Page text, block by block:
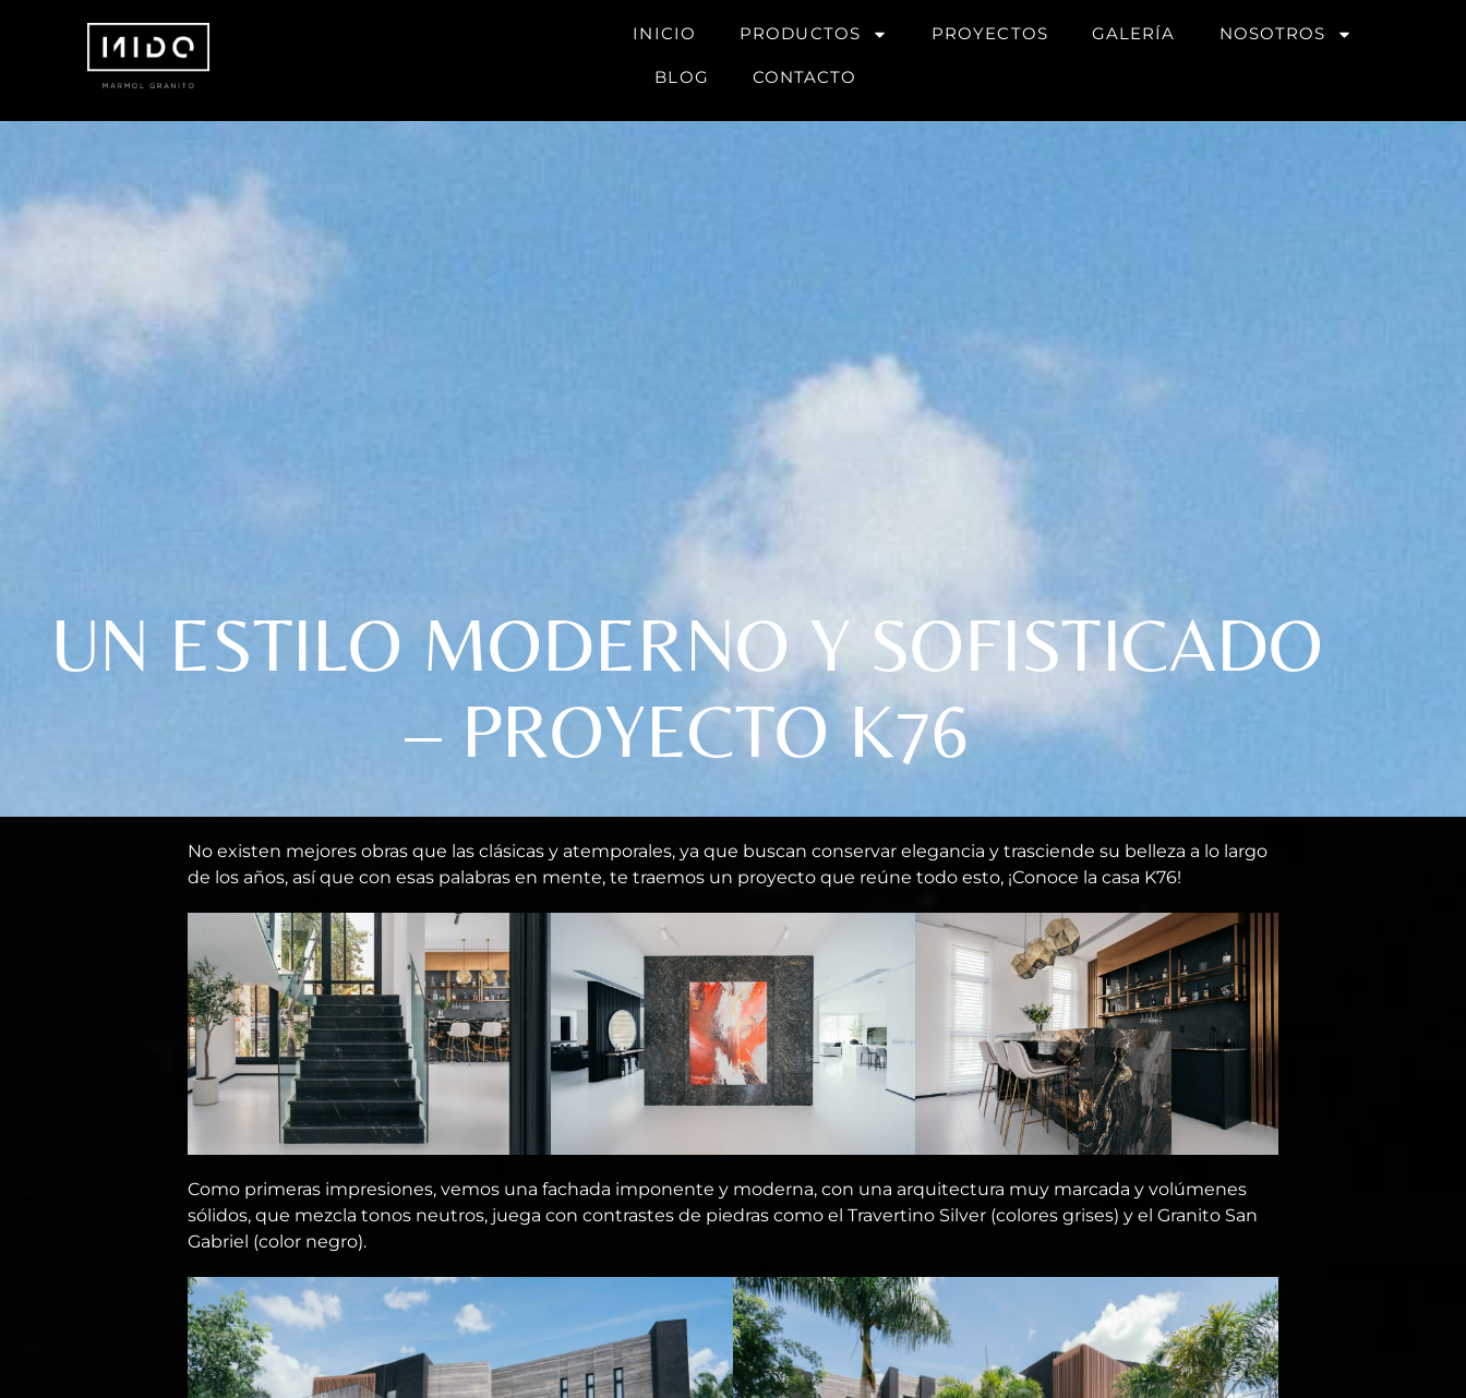
INICIO PRODUCTOS PROYECTOS GALERÍA NOSOTROS
BLOG CONTACTO
UN ESTILO MODERNO Y SOFISTICADO
– PROYECTO K76
No existen mejores obras que las clásicas y atemporales, ya que buscan conservar elegancia y trasciende su belleza a lo largo
de los años, así que con esas palabras en mente, te traemos un proyecto que reúne todo esto, ¡Conoce la casa K76!
Como primeras impresiones, vemos una fachada imponente y moderna, con una arquitectura muy marcada y volúmenes
sólidos, que mezcla tonos neutros, juega con contrastes de piedras como el Travertino Silver (colores grises) y el Granito San
Gabriel (color negro).